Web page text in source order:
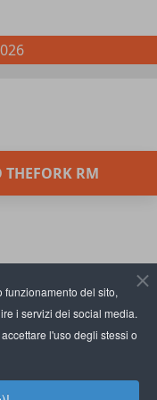
funzionamento del sito,
i servizi dei social media.
l'uso degli stessi o
THEFORK RM
Pulisci
Visualizza #
4